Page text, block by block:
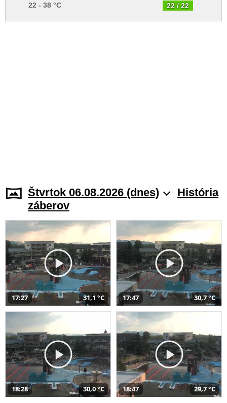
22 / 22
22 - 38 °C
Štvrtok 06.08.2026 (dnes)
História
záberov
17:27 31,1 °C 17:47 30,7 °C
18:28 30,0 °C 18:47 29,7 °C